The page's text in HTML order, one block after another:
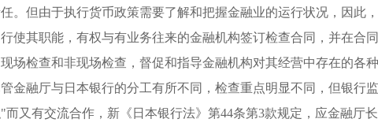
。但由于执行货币政策需要了解和把握金融业的运行状况，因此
使其职能，有权与有业务往来的金融机构签订检查合同，并在合
场检查和非现场检查，督促和指导金融机构对其经营中存在的各
金融厅与日本银行的分工有所不同，检查重点明显不同，但银行
而又有交流合作，新《日本银行法》第44条第3款规定，应金融厅